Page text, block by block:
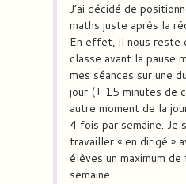
J’ai décidé de
maths juste après la
En effet, il nous reste
classe avant la pause
mes séances sur une
jour (+ 15 minutes de
autre moment de la
4 fois par semaine. Je
travailler « en dirigé »
élèves un maximum
semaine.